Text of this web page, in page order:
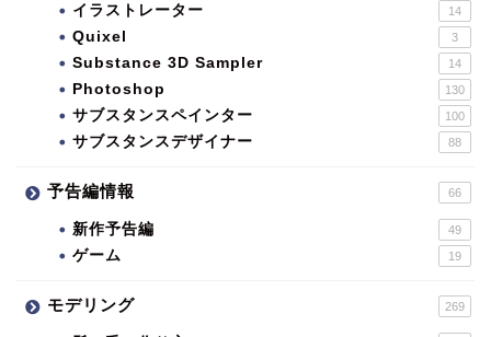
イラストレーター 14
Quixel 3
Substance 3D Sampler 14
Photoshop 130
サブスタンスペインター 100
サブスタンスデザイナー 88
予告編情報 66
新作予告編 49
ゲーム 19
モデリング 269